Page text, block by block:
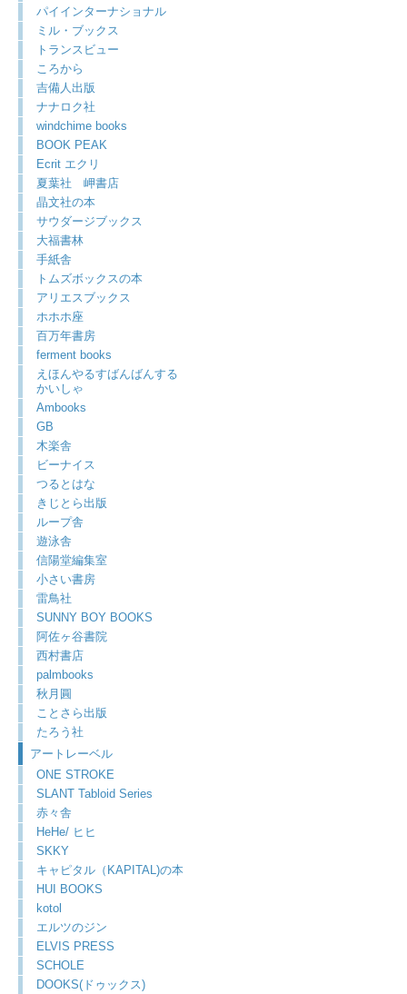
パイインターナショナル
ミル・ブックス
トランスビュー
ころから
吉備人出版
ナナロク社
windchime books
BOOK PEAK
Ecrit エクリ
夏葉社 岬書店
晶文社の本
サウダージブックス
大福書林
手紙舎
トムズボックスの本
アリエスブックス
ホホホ座
百万年書房
ferment books
えほんやるすばんばんする
かいしゃ
Ambooks
GB
木楽舎
ビーナイス
つるとはな
きじとら出版
ループ舎
遊泳舎
信陽堂編集室
小さい書房
雷鳥社
SUNNY BOY BOOKS
阿佐ヶ谷書院
西村書店
palmbooks
秋月圓
ことさら出版
たろう社
アートレーベル
ONE STROKE
SLANT Tabloid Series
赤々舎
HeHe/ ヒヒ
SKKY
キャピタル（KAPITAL)の本
HUI BOOKS
kotol
エルツのジン
ELVIS PRESS
SCHOLE
DOOKS(ドゥックス)